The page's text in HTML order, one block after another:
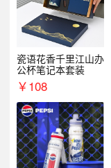
瓷语花香千里江山办
公杯笔记本套装
￥108